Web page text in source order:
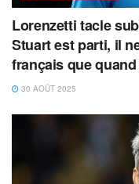
Lorenzetti tacle
Stuart est parti, il
français que
30 AOÛT 2025